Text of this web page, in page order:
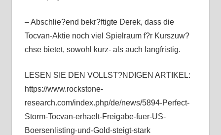
– Abschlie?end bekr?ftigte Derek, dass die
Tocvan-Aktie noch viel Spielraum f?r Kurszuw?
chse bietet, sowohl kurz- als auch langfristig.
LESEN SIE DEN VOLLST?NDIGEN ARTIKEL:
https://www.rockstone-
research.com/index.php/de/news/5894-Perfect-
Storm-Tocvan-erhaelt-Freigabe-fuer-US-
Boersenlisting-und-Gold-steigt-stark